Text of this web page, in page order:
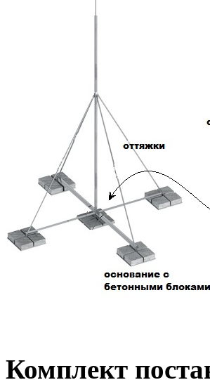
Комплект